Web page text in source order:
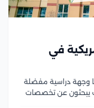
في
وجهة دراسية مفضلة
يبحثون عن تخصصات